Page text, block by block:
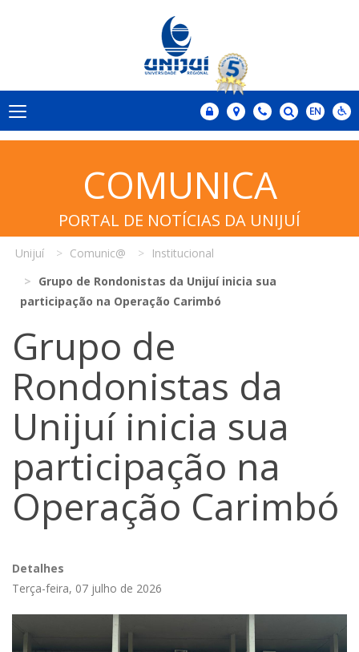
COMUNICA
PORTAL DE NOTÍCIAS DA UNIJUÍ
Unijuí Comunic@
Institucional
Grupo de Rondonistas da Unijuí inicia sua
participação na Operação Carimbó
Grupo de
Rondonistas da
Unijuí inicia sua
participação na
Operação Carimbó
Detalhes
Terça-feira, 07 julho de 2026